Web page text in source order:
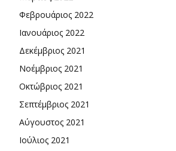
Φεβρουάριος 2022
Ιανουάριος 2022
Δεκέμβριος 2021
Νοέμβριος 2021
Οκτώβριος 2021
Σεπτέμβριος 2021
Αύγουστος 2021
Ιούλιος 2021